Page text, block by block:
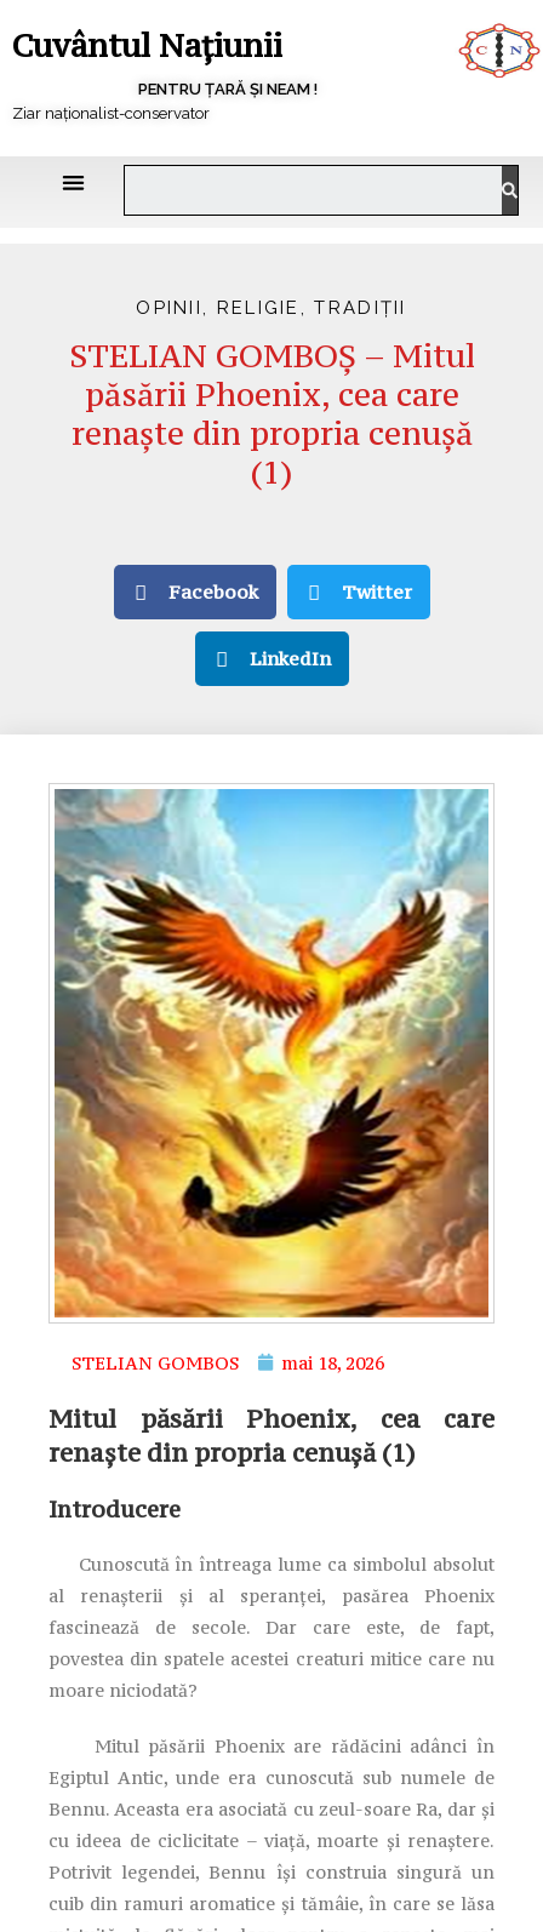
Cuvântul Națiunii
PENTRU ȚARĂ ȘI NEAM !
Ziar naționalist-conservator
OPINII, RELIGIE ,TRADIȚII
STELIAN GOMBOȘ – Mitul
păsării Phoenix, cea care
renaște din propria cenușă
(1)
Facebook Twitter
LinkedIn
STELIAN GOMBOS mai 18, 2026
Mitul păsării Phoenix, cea care
renaște din propria cenușă (1)
Introducere
Cunoscută în întreaga lume ca simbolul absolut
al renașterii și al speranței, pasărea Phoenix
fascinează de secole. Dar care este, de fapt,
povestea din spatele acestei creaturi mitice care nu
moare niciodată?
Mitul păsării Phoenix are rădăcini adânci în
Egiptul Antic, unde era cunoscută sub numele de
Bennu. Aceasta era asociată cu zeul-soare Ra, dar și
cu ideea de ciclicitate – viață, moarte și renaștere.
Potrivit legendei, Bennu își construia singură un
cuib din ramuri aromatice și tămâie, în care se lăsa